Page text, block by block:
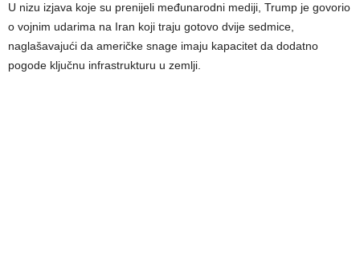
U nizu izjava koje su prenijeli međunarodni mediji, Trump je govorio
o vojnim udarima na Iran koji traju gotovo dvije sedmice,
naglašavajući da američke snage imaju kapacitet da dodatno
pogode ključnu infrastrukturu u zemlji.